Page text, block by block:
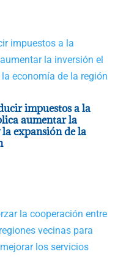
impuestos a la
aumentar la
expansión de la